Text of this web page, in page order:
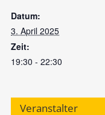
Datum:
3. April 2025
Zeit:
19:30 - 22:30
Veranstalter